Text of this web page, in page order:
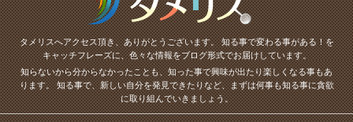
タメリスへアクセス頂き、ありがとうございます。知る事で変わる事がある！を
キャッチフレーズに、色々な情報をブログ形式でお届けしています。
知らないから分からなかったことも、知った事で興味が出たり楽しくなる事もあ
ります。知る事で、新しい自分を発見できたりなど、まずは何事も知る事に貪欲
に取り組んでいきましょう。